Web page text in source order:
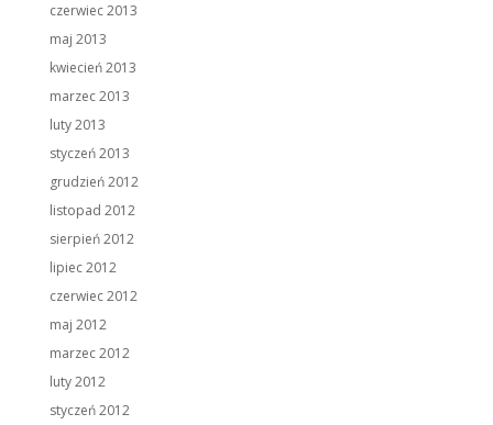
czerwiec 2013
maj 2013
kwiecień 2013
marzec 2013
luty 2013
styczeń 2013
grudzień 2012
listopad 2012
sierpień 2012
lipiec 2012
czerwiec 2012
maj 2012
marzec 2012
luty 2012
styczeń 2012